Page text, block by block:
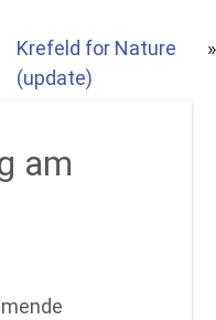
Krefeld for Nature
(update)
»
am